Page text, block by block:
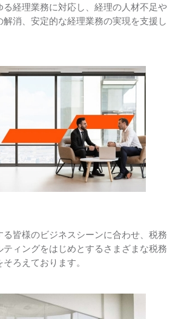
る経理業務に対応し、経理の人材不足や
解消、安定的な経理業務の実現を支援し
皆様のビジネスシーンに合わせ、税務
ティングをはじめとするさまざまな税務
ろえております。